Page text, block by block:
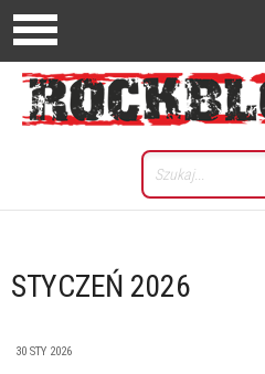
STYCZEŃ 2026
30 STY 2026